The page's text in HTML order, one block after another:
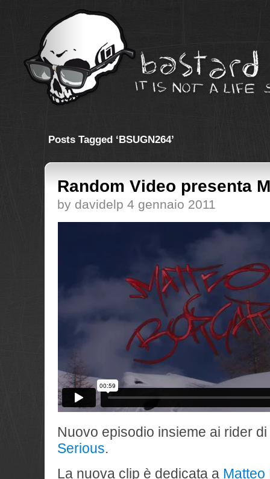
Posts Tagged ‘BSUGN264’
Random Video presenta
by davidelp 4 gennaio 2011
Nuovo episodio insieme ai rider di
Serious.
La nuova clip è dedicata a Matteo